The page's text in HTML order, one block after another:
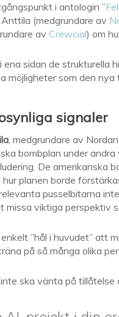
i antologin ”
(medgrundare av
av Crewcial) om
sidan de strukturella
möjligheter som den
signaler
, medgrundare av
bombplan under
De amerikanska
planen borde
pusselbitarna
missa viktiga perspektiv
”hål i huvudet” att
på så många olika
ska vänta på tillåtelse